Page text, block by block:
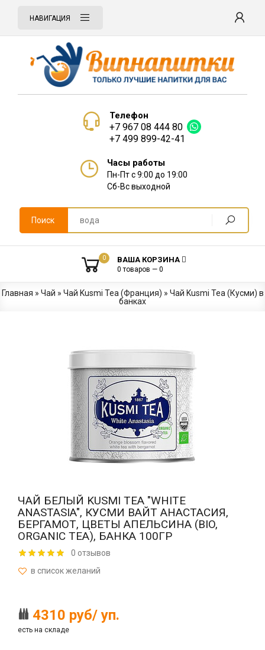
НАВИГАЦИЯ
Телефон
+7 967 08 444 80
+7 499 899-42-41
Часы работы
Пн-Пт с 9:00 до 19:00
Сб-Вс выходной
Поиск
0 ВАША КОРЗИНА
0 товаров — 0
Главная » Чай » Чай Kusmi Tea (Франция) » Чай Kusmi Tea (Кусми) в
банках
ЧАЙ БЕЛЫЙ KUSMI TEA "WHITE
ANASTASIA", КУСМИ ВАЙТ АНАСТАСИЯ,
БЕРГАМОТ, ЦВЕТЫ АПЕЛЬСИНА (BIO,
ORGANIC TEA), БАНКА 100ГР
0 отзывов
4310 руб/ уп.
есть на складе